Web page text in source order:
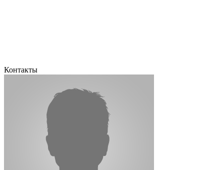
Контакты